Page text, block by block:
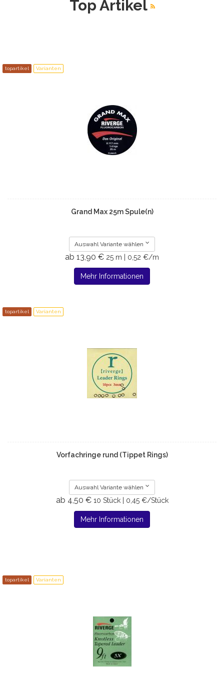
Top Artikel
topartikel Varianten
Grand Max 25m Spule(n)
Auswahl Variante wählen
ab 13,90 € 25 m | 0,52 €/m
Mehr Informationen
topartikel Varianten
Vorfachringe rund (Tippet Rings)
Auswahl Variante wählen
ab 4,50 € 10 Stück | 0,45 €/Stück
Mehr Informationen
topartikel Varianten